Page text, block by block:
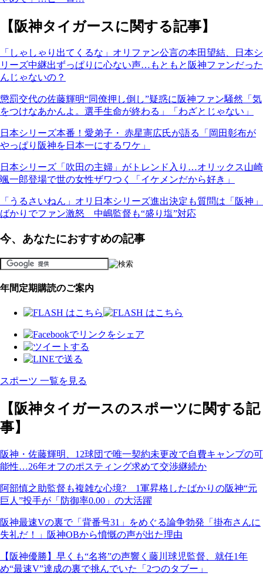
【阪神タイガースに関する記事】
「しゃしゃり出てくるな」オリファン公言の本田望結、日本シ
リーズ中継出ずっぱりに心ない声…もともと阪神ファンだった
んじゃないの？
懲罰交代の佐藤輝明“同僚押し倒し”疑惑に阪神ファン騒然「気
をつけなあかんよ。選手生命が終わる」「わざとじゃない」
日本シリーズ本番！愛弟子・ 赤星憲広氏が語る「岡田彰布が
やっぱり阪神を日本一にするワケ」
日本シリーズ「吹田の主婦」がトレンド入り…オリックス山崎
颯一郎登場で世の女性ザワつく「イケメンだから好き」
「うるさいねん」オリ日本シリーズ進出決定も質問は「阪神」
ばかりでファン激怒 中嶋監督も“盛り塩”対応
今、あなたにおすすめの記事
年間定期購読のご案内
スポーツ 一覧を見る
【阪神タイガースのスポーツに関する記
事】
阪神・佐藤輝明、12球団で唯一契約未更改で自費キャンプの可
能性…26年オフのポスティング求めて交渉継続か
阿部慎之助監督も複雑な心境? 1軍昇格したばかりの阪神“元
巨人”投手が「防御率0.00」の大活躍
阪神最速Vの裏で「背番号31」をめぐる論争勃発「掛布さんに
失礼だ！」阪神OBから憤慨の声が出た理由
【阪神優勝】早くも“名将”の声響く藤川球児監督、就任1年
め“最速V”達成の裏で挑んでいた「2つのタブー」